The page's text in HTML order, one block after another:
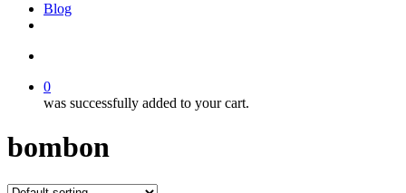
Blog
0
was successfully added to your cart.
bombon